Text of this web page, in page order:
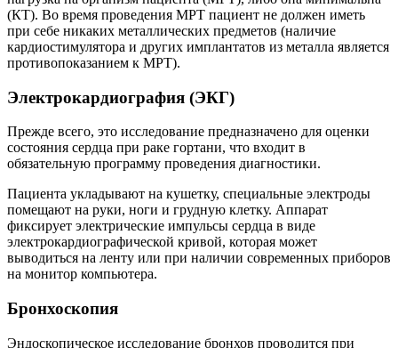
(КТ). Во время проведения МРТ пациент не должен иметь
при себе никаких металлических предметов (наличие
кардиостимулятора и других имплантатов из металла является
противопоказанием к МРТ).
Электрокардиография (ЭКГ)
Прежде всего, это исследование предназначено для оценки
состояния сердца при раке гортани, что входит в
обязательную программу проведения диагностики.
Пациента укладывают на кушетку, специальные электроды
помещают на руки, ноги и грудную клетку. Аппарат
фиксирует электрические импульсы сердца в виде
электрокардиографической кривой, которая может
выводиться на ленту или при наличии современных приборов
на монитор компьютера.
Бронхоскопия
Эндоскопическое исследование бронхов проводится при